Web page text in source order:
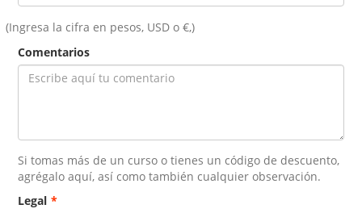
(Ingresa la cifra en pesos, USD o €,)
Comentarios
Si tomas más de un curso o tienes un código de descuento,
agrégalo aquí, así como también cualquier observación.
Legal *